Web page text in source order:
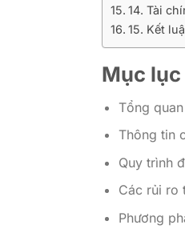
14. Tài
15. Kết
Mục lục
Tổng
Thông tin
Quy trình
Các rủi ro
Phương